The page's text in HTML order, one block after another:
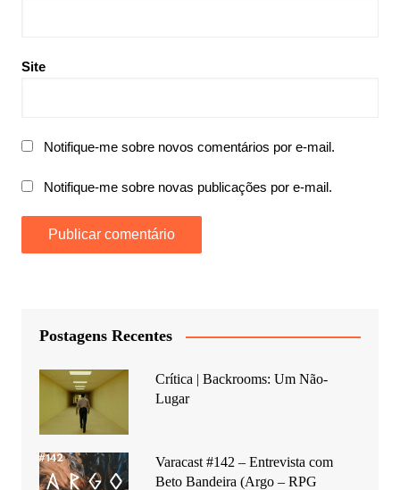
Site
Notifique-me sobre novos comentários por e-mail.
Notifique-me sobre novas publicações por e-mail.
Postagens Recentes
Crítica | Backrooms: Um Não-
Lugar
Varacast #142 – Entrevista com
Beto Bandeira (Argo – RPG